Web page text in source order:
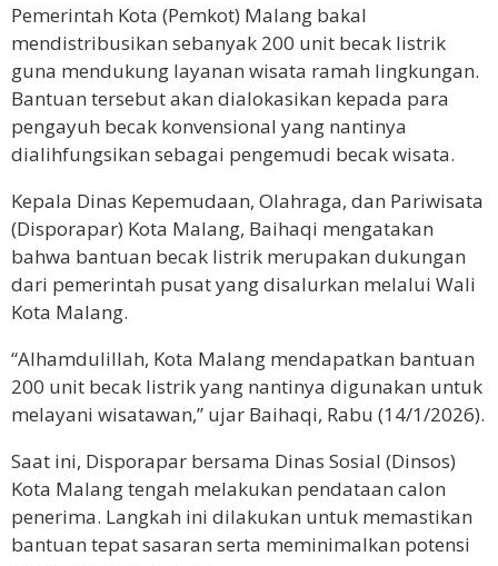
Pemerintah Kota (Pemkot) Malang bakal
mendistribusikan sebanyak 200 unit becak listrik
guna mendukung layanan wisata ramah lingkungan.
Bantuan tersebut akan dialokasikan kepada para
pengayuh becak konvensional yang nantinya
dialihfungsikan sebagai pengemudi becak wisata.
Kepala Dinas Kepemudaan, Olahraga, dan Pariwisata
(Disporapar) Kota Malang, Baihaqi mengatakan
bahwa bantuan becak listrik merupakan dukungan
dari pemerintah pusat yang disalurkan melalui Wali
Kota Malang.
“Alhamdulillah, Kota Malang mendapatkan bantuan
200 unit becak listrik yang nantinya digunakan untuk
melayani wisatawan,” ujar Baihaqi, Rabu (14/1/2026).
Saat ini, Disporapar bersama Dinas Sosial (Dinsos)
Kota Malang tengah melakukan pendataan calon
penerima. Langkah ini dilakukan untuk memastikan
bantuan tepat sasaran serta meminimalkan potensi